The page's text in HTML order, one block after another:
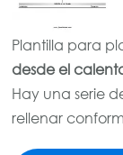
Plantilla para
desde el
Hay una serie
rellenar